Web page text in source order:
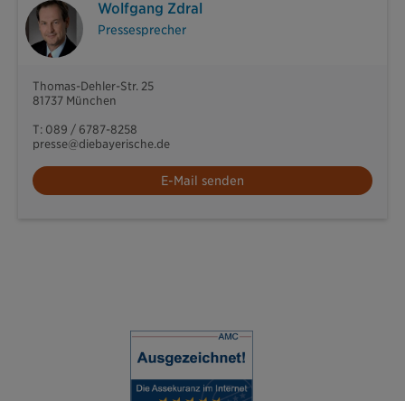
Wolfgang Zdral
Pressesprecher
Thomas-Dehler-Str. 25
81737 München
T: 089 / 6787-8258
presse@diebayerische.de
E-Mail senden